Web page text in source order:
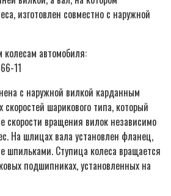
изготовлен совместно с наружной
автомобиля:
11
с наружной вилкой карданным
шарикового типа, который
скорости вращения вилок независимо
На шлицах вала установлен фланец,
шпильками. Ступица колеса вращается
подшипниках, установленных на